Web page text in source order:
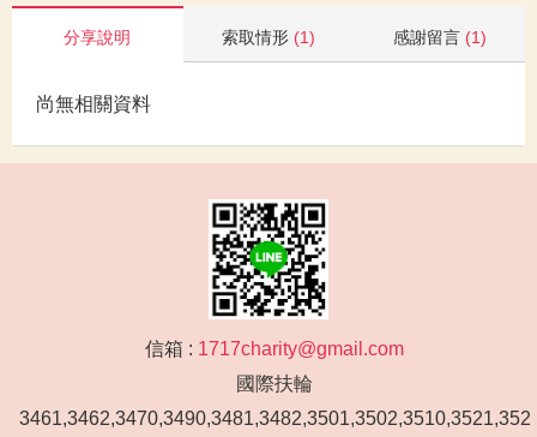
分享說明 索取情形 (1) 感謝留言 (1)
尚無相關資料
信箱 : 1717charity@gmail.com
國際扶輪
3461,3462,3470,3490,3481,3482,3501,3502,3510,3521,352